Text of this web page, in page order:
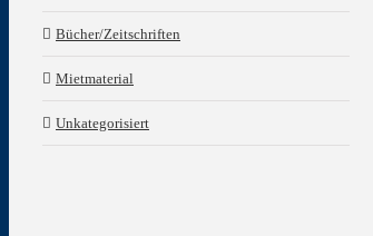
Bücher/Zeitschriften
Mietmaterial
Unkategorisiert